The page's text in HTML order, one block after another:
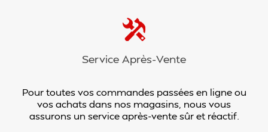
Service Après-Vente
Pour toutes vos commandes passées en ligne ou
vos achats dans nos magasins, nous vous
assurons un service après-vente sûr et réactif.